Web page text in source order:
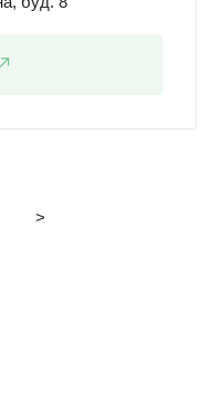
>